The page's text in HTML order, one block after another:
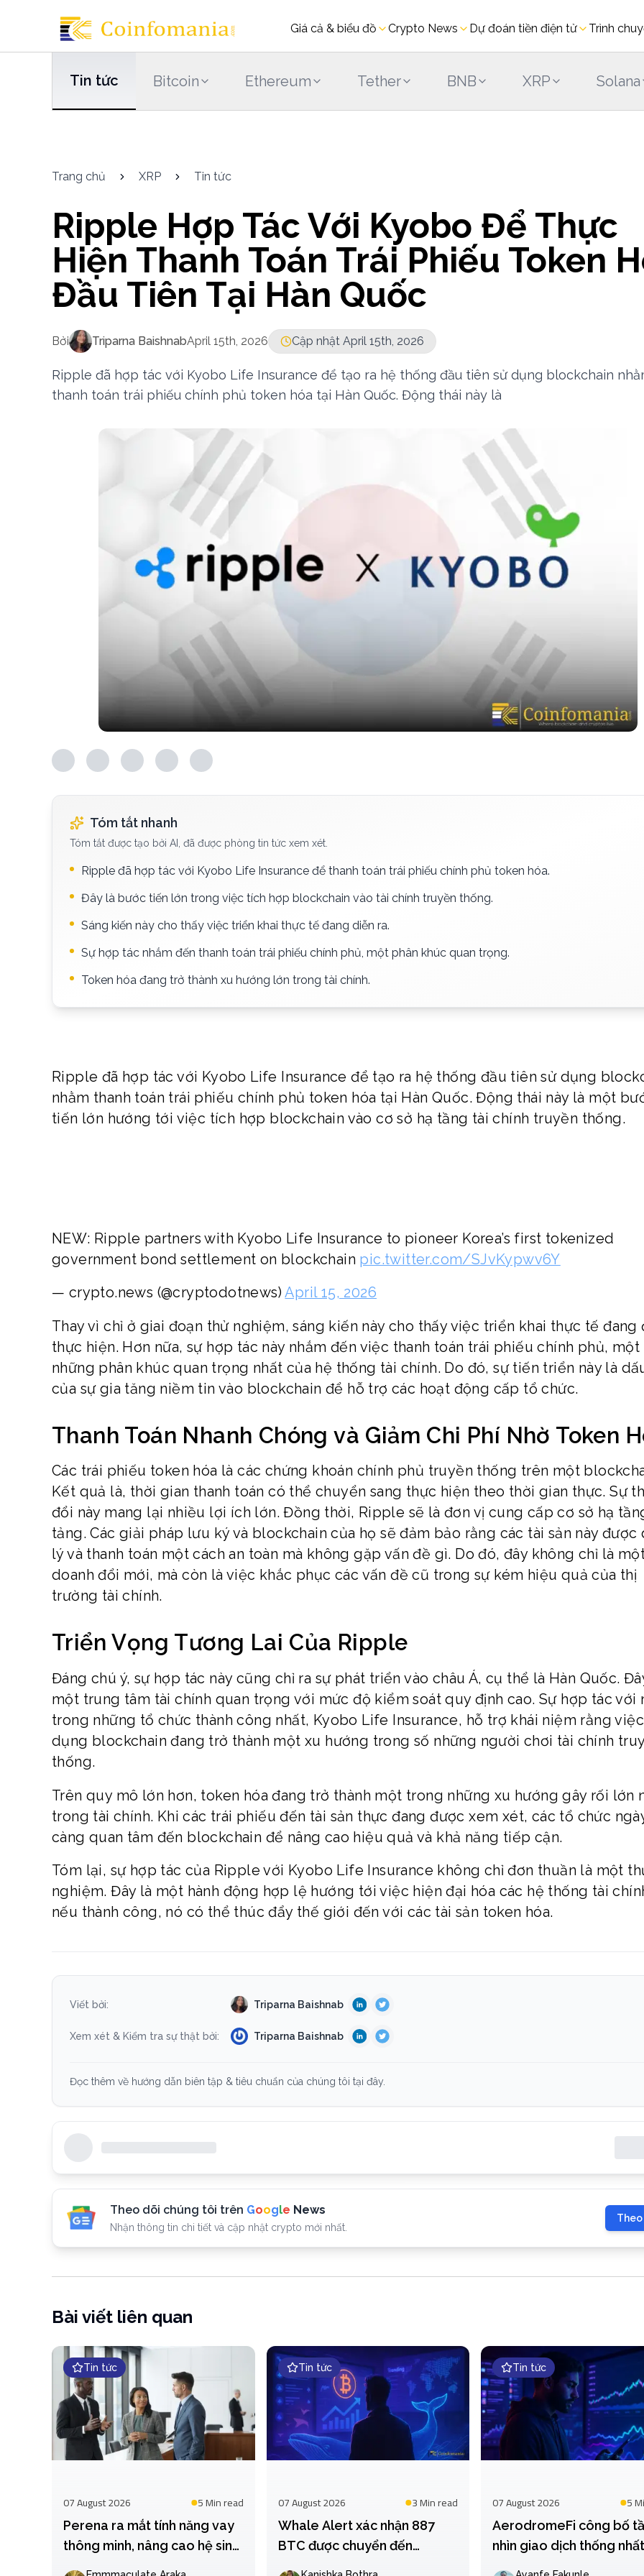
Giá cả & biểu đồ Crypto News Dự đoán tiền điện tử Trình
Tin tức Bitcoin Ethereum Tether BNB XRP Solana
Trang chủ XRP Tin tức
Ripple Hợp Tác Với Kyobo Để Thực
Hiện Thanh Toán Trái Phiếu Token
Đầu Tiên Tại Hàn Quốc
Bởi Triparna BaishnabApril 15th, 2026 Cập nhật April 15th, 2026
Ripple đã hợp tác với Kyobo Life Insurance để tạo ra hệ thống đầu tiên sử dụng blockchain
thanh toán trái phiếu chính phủ token hóa tại Hàn Quốc. Động thái này là
Tóm tắt nhanh
Tóm tắt được tạo bởi AI, đã được phòng tin tức xem xét.
Ripple đã hợp tác với Kyobo Life Insurance để thanh toán trái phiếu chính phủ token hóa.
Đây là bước tiến lớn trong việc tích hợp blockchain vào tài chính truyền thống.
Sáng kiến này cho thấy việc triển khai thực tế đang diễn ra.
Sự hợp tác nhắm đến thanh toán trái phiếu chính phủ, một phân khúc quan trọng.
Token hóa đang trở thành xu hướng lớn trong tài chính.
Ripple đã hợp tác với Kyobo Life Insurance để tạo ra hệ thống đầu tiên sử dụng
nhằm thanh toán trái phiếu chính phủ token hóa tại Hàn Quốc. Động thái này là một
tiến lớn hướng tới việc tích hợp blockchain vào cơ sở hạ tầng tài chính truyền thống.
NEW: Ripple partners with Kyobo Life Insurance to pioneer Korea’s first tokenized
government bond settlement on blockchain pic.twitter.com/SJvKypwv6Y
— crypto.news (@cryptodotnews)April 15, 2026
Thay vì chỉ ở giai đoạn thử nghiệm, sáng kiến này cho thấy việc triển khai thực tế đang
thực hiện. Hơn nữa, sự hợp tác này nhắm đến việc thanh toán trái phiếu chính phủ,
những phân khúc quan trọng nhất của hệ thống tài chính. Do đó, sự tiến triển này là
của sự gia tăng niềm tin vào blockchain để hỗ trợ các hoạt động cấp tổ chức.
Thanh Toán Nhanh Chóng và Giảm Chi Phí Nhờ Token
Các trái phiếu token hóa là các chứng khoán chính phủ truyền thống trên một
Kết quả là, thời gian thanh toán có thể chuyển sang thực hiện theo thời gian thực. Sự
đổi này mang lại nhiều lợi ích lớn. Đồng thời, Ripple sẽ là đơn vị cung cấp cơ sở hạ
tảng. Các giải pháp lưu ký và blockchain của họ sẽ đảm bảo rằng các tài sản này được
lý và thanh toán một cách an toàn mà không gặp vấn đề gì. Do đó, đây không chỉ là
doanh đổi mới, mà còn là việc khắc phục các vấn đề cũ trong sự kém hiệu quả của thị
trường tài chính.
Triển Vọng Tương Lai Của Ripple
Đáng chú ý, sự hợp tác này cũng chỉ ra sự phát triển vào châu Á, cụ thể là Hàn Quốc.
một trung tâm tài chính quan trọng với mức độ kiểm soát quy định cao. Sự hợp tác với
trong những tổ chức thành công nhất, Kyobo Life Insurance, hỗ trợ khái niệm rằng
dụng blockchain đang trở thành một xu hướng trong số những người chơi tài chính
thống.
Trên quy mô lớn hơn, token hóa đang trở thành một trong những xu hướng gây rối lớn
trong tài chính. Khi các trái phiếu đến tài sản thực đang được xem xét, các tổ chức
càng quan tâm đến blockchain để nâng cao hiệu quả và khả năng tiếp cận.
Tóm lại, sự hợp tác của Ripple với Kyobo Life Insurance không chỉ đơn thuần là một
nghiệm. Đây là một hành động hợp lệ hướng tới việc hiện đại hóa các hệ thống tài
nếu thành công, nó có thể thúc đẩy thế giới đến với các tài sản token hóa.
Viết bởi: Triparna Baishnab
Xem xét & Kiểm tra sự thật bởi: Triparna Baishnab
Đọc thêm về hướng dẫn biên tập & tiêu chuẩn của chúng tôi tại đây.
Theo dõi chúng tôi trên Google News
Nhận thông tin chi tiết và cập nhật crypto mới nhất.
Bài viết liên quan
Tin tức
07 August 2026 5 Minread
Perena ra mắt tính năng vay
thông minh, nâng cao hệ sinh
Tin tức
07 August 2026 3 Minread
Whale Alert xác nhận 887
BTC được chuyển đến
Tin tức
07 August 2026 5
AerodromeFi công bố
nhìn giao dịch thống